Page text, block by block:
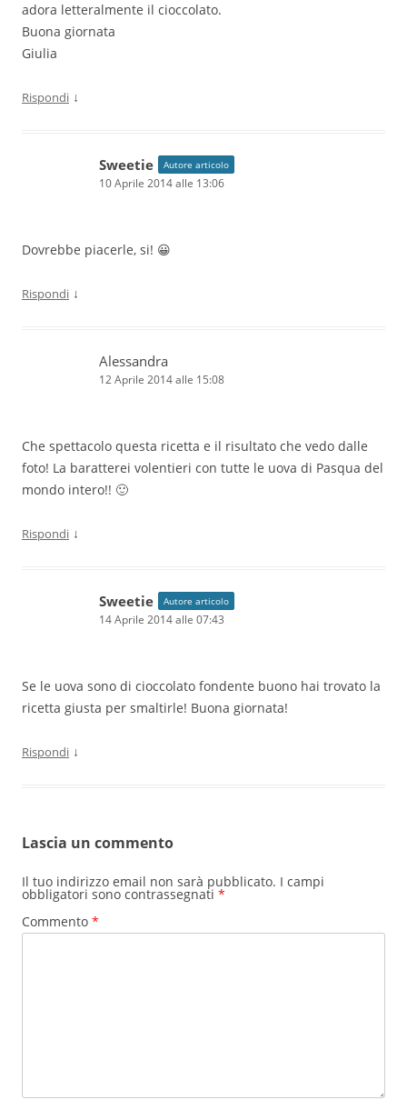
adora letteralmente il cioccolato.
Buona giornata
Giulia
Rispondi ↓
Sweetie Autore articolo
10 Aprile 2014 alle 13:06
Dovrebbe piacerle, si! 😀
Rispondi ↓
Alessandra
12 Aprile 2014 alle 15:08
Che spettacolo questa ricetta e il risultato che vedo dalle
foto! La baratterei volentieri con tutte le uova di Pasqua del
mondo intero!! 🙂
Rispondi ↓
Sweetie Autore articolo
14 Aprile 2014 alle 07:43
Se le uova sono di cioccolato fondente buono hai trovato la
ricetta giusta per smaltirle! Buona giornata!
Rispondi ↓
Lascia un commento
Il tuo indirizzo email non sarà pubblicato. I campi
obbligatori sono contrassegnati *
Commento *